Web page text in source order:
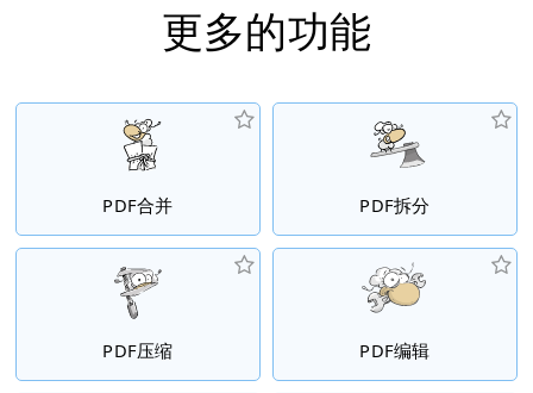
更多的功能
PDF合并 PDF拆分
PDF压缩 PDF编辑